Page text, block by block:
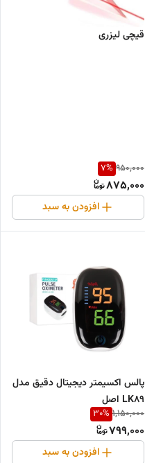
قیچی لیزری
950,000
7%
875,000
افزودن به سبد
پالس اکسیمتر دیجیتال دقیق مدل
LK89 اصل
1,150,000
30%
799,000
افزودن به سبد